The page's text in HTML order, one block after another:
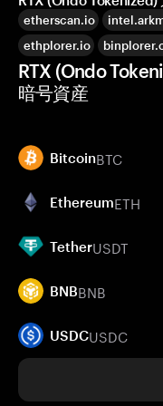
etherscan.io
ethplorer.io
RTX (Ondo
暗号資産
BitcoinBTC
EthereumETH
TetherUSDT
BNBBNB
USDCUSDC